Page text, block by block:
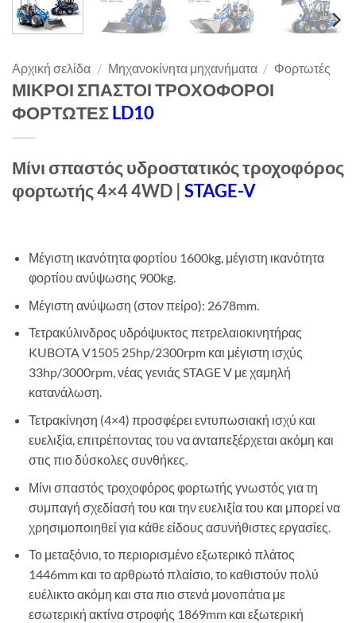
Αρχική σελίδα / Μηχανοκίνητα μηχανήματα / Φορτωτές
ΜΙΚΡΟΙ ΣΠΑΣΤΟΙ ΤΡΟΧΟΦΟΡΟΙ
ΦΟΡΤΩΤΕΣLD10
Μίνι σπαστός υδροστατικός τροχοφόρος
φορτωτής 4×4 4WD | STAGE-V
Μέγιστη ικανότητα φορτίου 1600kg, μέγιστη ικανότητα
φορτίου ανύψωσης 900kg.
Μέγιστη ανύψωση (στον πείρο): 2678mm.
Τετρακύλινδρος υδρόψυκτος πετρελαιοκινητήρας
KUBOTA V1505 25hp/2300rpm και μέγιστη ισχύς
33hp/3000rpm, νέας γενιάς STAGE V με χαμηλή
κατανάλωση.
Τετρακίνηση (4×4) προσφέρει εντυπωσιακή ισχύ και
ευελιξία, επιτρέποντας του να ανταπεξέρχεται ακόμη και
στις πιο δύσκολες συνθήκες.
Μίνι σπαστός τροχοφόρος φορτωτής γνωστός για τη
συμπαγή σχεδίασή του και την ευελιξία του και μπορεί να
χρησιμοποιηθεί για κάθε είδους ασυνήθιστες εργασίες.
Το μεταξόνιο, το περιορισμένο εξωτερικό πλάτος
1446mm και το αρθρωτό πλαίσιο, το καθιστούν πολύ
ευέλικτο ακόμη και στα πιο στενά μονοπάτια με
εσωτερική ακτίνα στροφής 1869mm και εξωτερική